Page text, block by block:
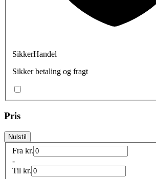
SikkerHandel
Sikker betaling og fragt
Pris
Nulstil
Fra kr.
-
Til kr.